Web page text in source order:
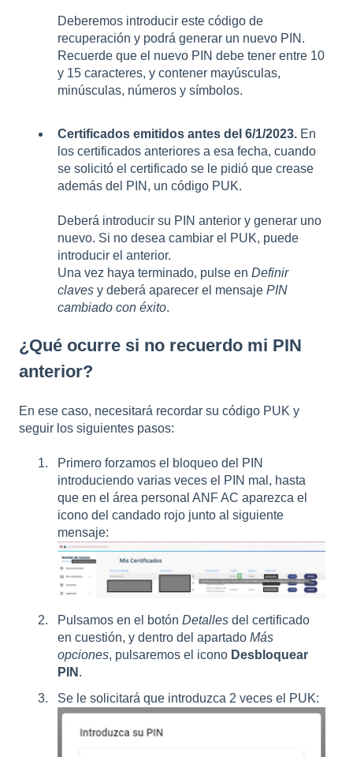
Deberemos introducir este código de
recuperación y podrá generar un nuevo PIN.
Recuerde que el nuevo PIN debe tener entre 10
y 15 caracteres, y contener mayúsculas,
minúsculas, números y símbolos.
Certificados emitidos antes del 6/1/2023. En
los certificados anteriores a esa fecha, cuando
se solicitó el certificado se le pidió que crease
además del PIN, un código PUK.
Deberá introducir su PIN anterior y generar uno
nuevo. Si no desea cambiar el PUK, puede
introducir el anterior.
Una vez haya terminado, pulse en Definir
claves y deberá aparecer el mensaje PIN
cambiado con éxito.
¿Qué ocurre si no recuerdo mi PIN
anterior?
En ese caso, necesitará recordar su código PUK y
seguir los siguientes pasos:
Primero forzamos el bloqueo del PIN
introduciendo varias veces el PIN mal, hasta
que en el área personal ANF AC aparezca el
icono del candado rojo junto al siguiente
mensaje:
Pulsamos en el botón Detalles del certificado
en cuestión, y dentro del apartado Más
opciones, pulsaremos el icono Desbloquear
PIN .
Se le solicitará que introduzca 2 veces el PUK: